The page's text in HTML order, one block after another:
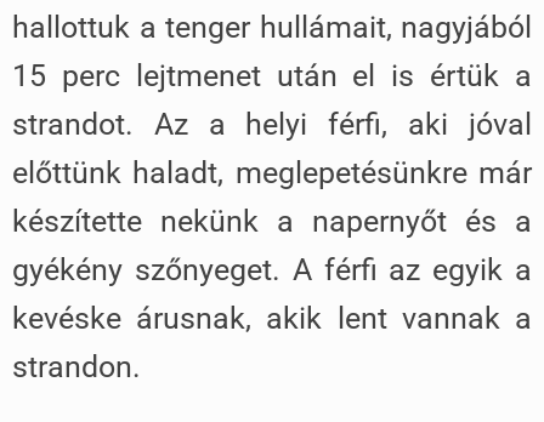
hallottuk a tenger hullámait, nagyjából
15 perc lejtmenet után el is értük a
strandot. Az a helyi férfi, aki jóval
előttünk haladt, meglepetésünkre már
készítette nekünk a napernyőt és a
gyékény szőnyeget. A férfi az egyik a
kevéske árusnak, akik lent vannak a
strandon.